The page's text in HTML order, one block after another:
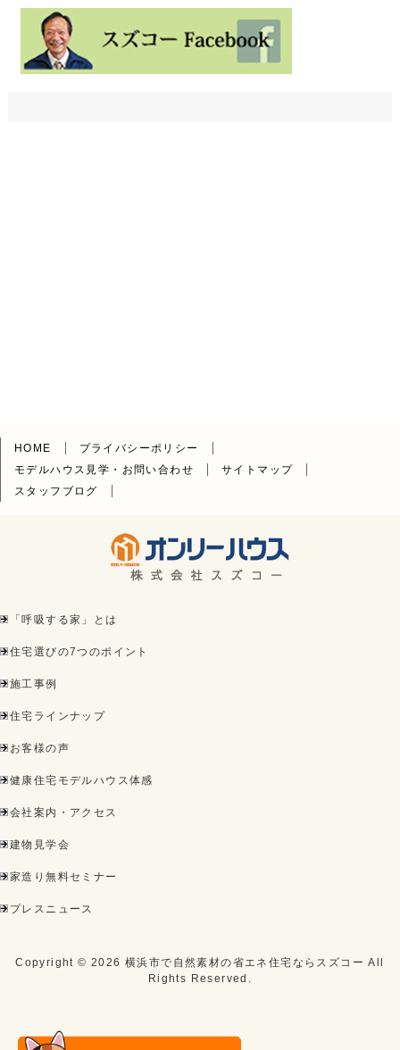
HOME
プライバシーポリシー
モデルハウス見学・お問い合わせ
サイトマップ
スタッフブログ
「呼吸する家」とは
住宅選びの7つのポイント
施工事例
住宅ラインナップ
お客様の声
健康住宅モデルハウス体感
会社案内・アクセス
建物見学会
家造り無料セミナー
プレスニュース
Copyright ©2026横浜市で自然素材の省エネ住宅ならスズコー All
Rights Reserved.